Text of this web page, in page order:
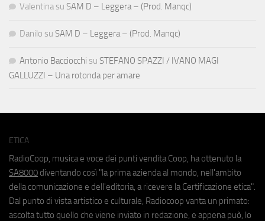
Valentina su SAM D – Leggera – (Prod. Manqc)
Danilo su SAM D – Leggera – (Prod. Manqc)
Antonio Bacciocchi su STEFANO SPAZZI / IVANO MAGI
GALLUZZI – Una rotonda per amare
ETICA
RadioCoop, musica e voce dei punti vendita Coop, ha ottenuto la
SA8000 diventando così "la prima azienda al mondo, nell'ambito
della comunicazione e dell'editoria, a ricevere la Certificazione etica".
Dal punto di vista artistico e culturale, Radiocoop vanta un primato:
ascolta tutto quello che viene inviato in redazione, e appena può, lo